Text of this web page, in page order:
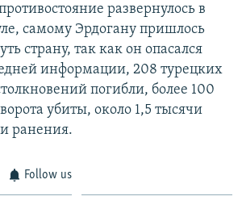
развернулось в
самому Эрдогану пришлось
страну, так как он опасался
информации, 208 турецких
погибли, более 100
убиты, около 1,5 тысячи
ранения.
Follow us